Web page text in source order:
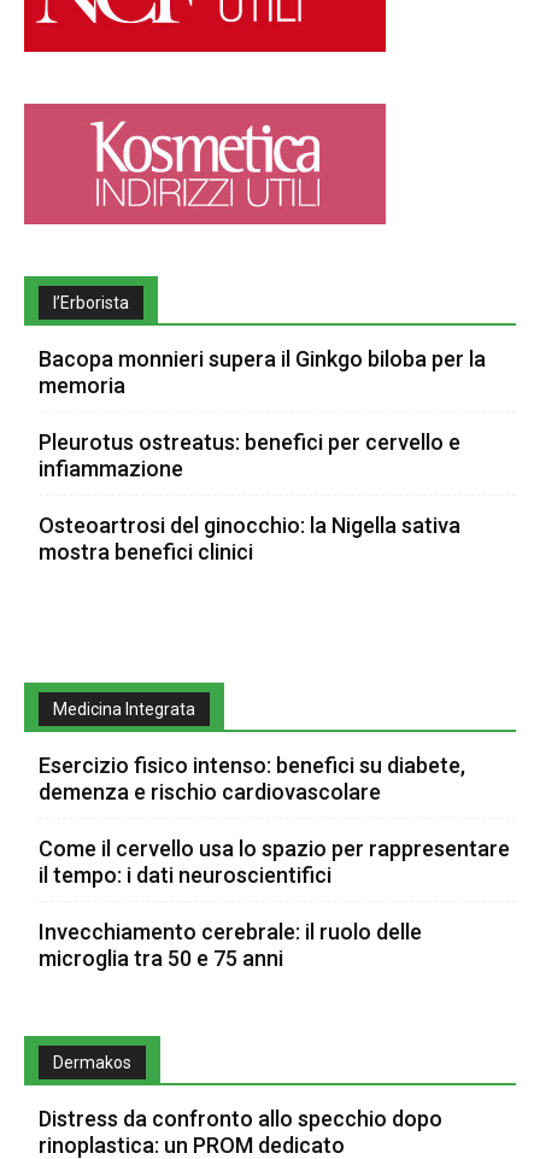
l’Erborista
Bacopa monnieri supera il Ginkgo biloba per la
memoria
Pleurotus ostreatus: benefici per cervello e
infiammazione
Osteoartrosi del ginocchio: la Nigella sativa
mostra benefici clinici
Medicina Integrata
Esercizio fisico intenso: benefici su diabete,
demenza e rischio cardiovascolare
Come il cervello usa lo spazio per rappresentare
il tempo: i dati neuroscientifici
Invecchiamento cerebrale: il ruolo delle
microglia tra 50 e 75 anni
Dermakos
Distress da confronto allo specchio dopo
rinoplastica: un PROM dedicato